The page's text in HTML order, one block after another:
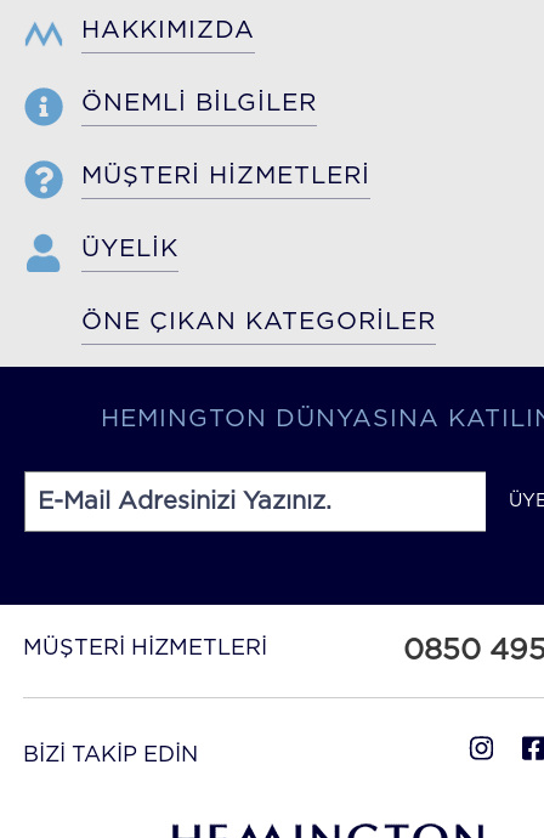
HAKKIMIZDA
ÖNEMLİ BİLGİLER
MÜŞTERİ HİZMETLERİ
ÜYELİK
ÖNE ÇIKAN KATEGORİLER
HEMINGTON DÜNYASINA
MÜŞTERİ HİZMETLERİ 0850
BİZİ TAKİP EDİN